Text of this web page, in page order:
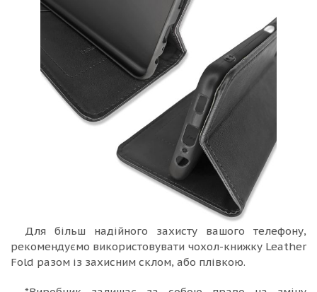
Для більш надійного захисту вашого телефону,
рекомендуємо використовувати чохол-книжку Leather
Fold разом із захисним склом, або плівкою.